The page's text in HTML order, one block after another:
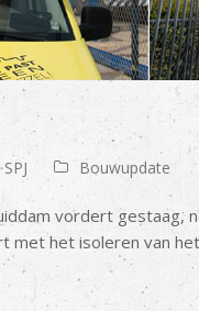
Bouwupdate
vordert gestaag,
met het isoleren van